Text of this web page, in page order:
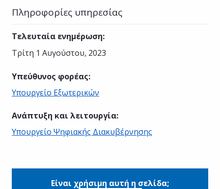
Πληροφορίες υπηρεσίας
Τελευταία ενημέρωση:
Τρίτη 1 Αυγούστου, 2023
Υπεύθυνος φορέας:
Υπουργείο Εξωτερικών
Ανάπτυξη και λειτουργία:
Υπουργείο Ψηφιακής Διακυβέρνησης
Είναι χρήσιμη αυτή η σελίδα;